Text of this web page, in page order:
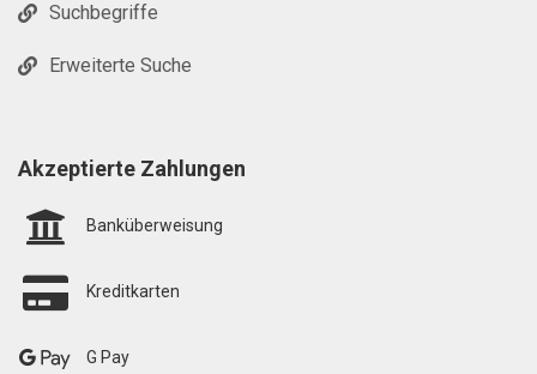
Suchbegriffe
Erweiterte Suche
Akzeptierte Zahlungen
Banküberweisung
Kreditkarten
G Pay